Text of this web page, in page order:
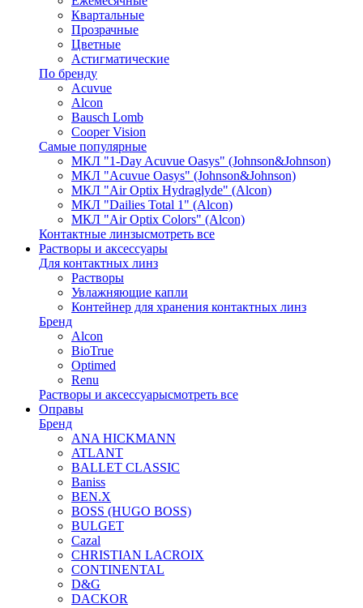
Квартальные
Прозрачные
Цветные
Астигматические
По бренду
Acuvue
Alcon
Bausch Lomb
Cooper Vision
Самые популярные
МКЛ "1-Day Acuvue Oasys" (Johnson&Johnson)
МКЛ "Acuvue Oasys" (Johnson&Johnson)
МКЛ "Air Optix Hydraglyde" (Alcon)
МКЛ "Dailies Total 1" (Alcon)
МКЛ "Air Optix Colors" (Alcon)
Контактные линзысмотреть все
Растворы и аксессуары
Для контактных линз
Растворы
Увлажняющие капли
Контейнер для хранения контактных линз
Бренд
Alcon
BioTrue
Optimed
Renu
Растворы и аксессуарысмотреть все
Оправы
Бренд
ANA HICKMANN
ATLANT
BALLET CLASSIC
Baniss
BEN.X
BOSS (HUGO BOSS)
BULGET
Cazal
CHRISTIAN LACROIX
CONTINENTAL
D&G
DACKOR